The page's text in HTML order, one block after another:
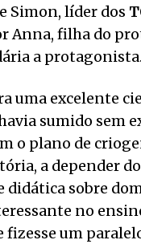
Simon, líder dos
Anna, filha do
a protagonista.
uma excelente
sumido sem
o plano de
a depender
sobre
no
fizesse um